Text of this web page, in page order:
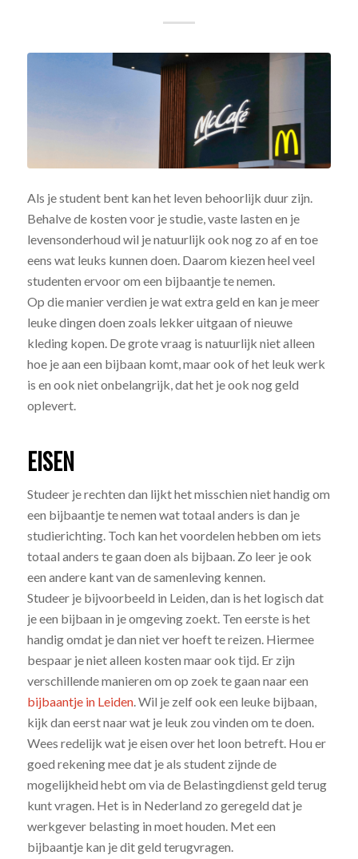
Als je student bent kan het leven behoorlijk duur zijn.
Behalve de kosten voor je studie, vaste lasten en je
levensonderhoud wil je natuurlijk ook nog zo af en toe
eens wat leuks kunnen doen. Daarom kiezen heel veel
studenten ervoor om een bijbaantje te nemen.
Op die manier verdien je wat extra geld en kan je meer
leuke dingen doen zoals lekker uitgaan of nieuwe
kleding kopen. De grote vraag is natuurlijk niet alleen
hoe je aan een bijbaan komt, maar ook of het leuk werk
is en ook niet onbelangrijk, dat het je ook nog geld
oplevert.
EISEN
Studeer je rechten dan lijkt het misschien niet handig om
een bijbaantje te nemen wat totaal anders is dan je
studierichting. Toch kan het voordelen hebben om iets
totaal anders te gaan doen als bijbaan. Zo leer je ook
een andere kant van de samenleving kennen.
Studeer je bijvoorbeeld in Leiden, dan is het logisch dat
je een bijbaan in je omgeving zoekt. Ten eerste is het
handig omdat je dan niet ver hoeft te reizen. Hiermee
bespaar je niet alleen kosten maar ook tijd. Er zijn
verschillende manieren om op zoek te gaan naar een
bijbaantje in Leiden. Wil je zelf ook een leuke bijbaan,
kijk dan eerst naar wat je leuk zou vinden om te doen.
Wees redelijk wat je eisen over het loon betreft. Hou er
goed rekening mee dat je als student zijnde de
mogelijkheid hebt om via de Belastingdienst geld terug
kunt vragen. Het is in Nederland zo geregeld dat je
werkgever belasting in moet houden. Met een
bijbaantje kan je dit geld terugvragen.